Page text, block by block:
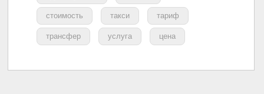
стоимость такси тариф
трансфер услуга цена